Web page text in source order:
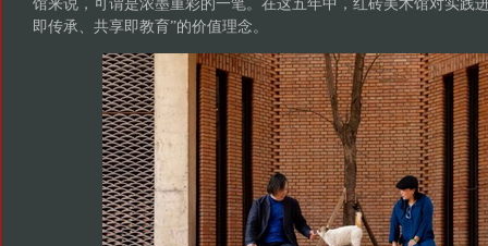
即传承、共享即教育”的价值理念。